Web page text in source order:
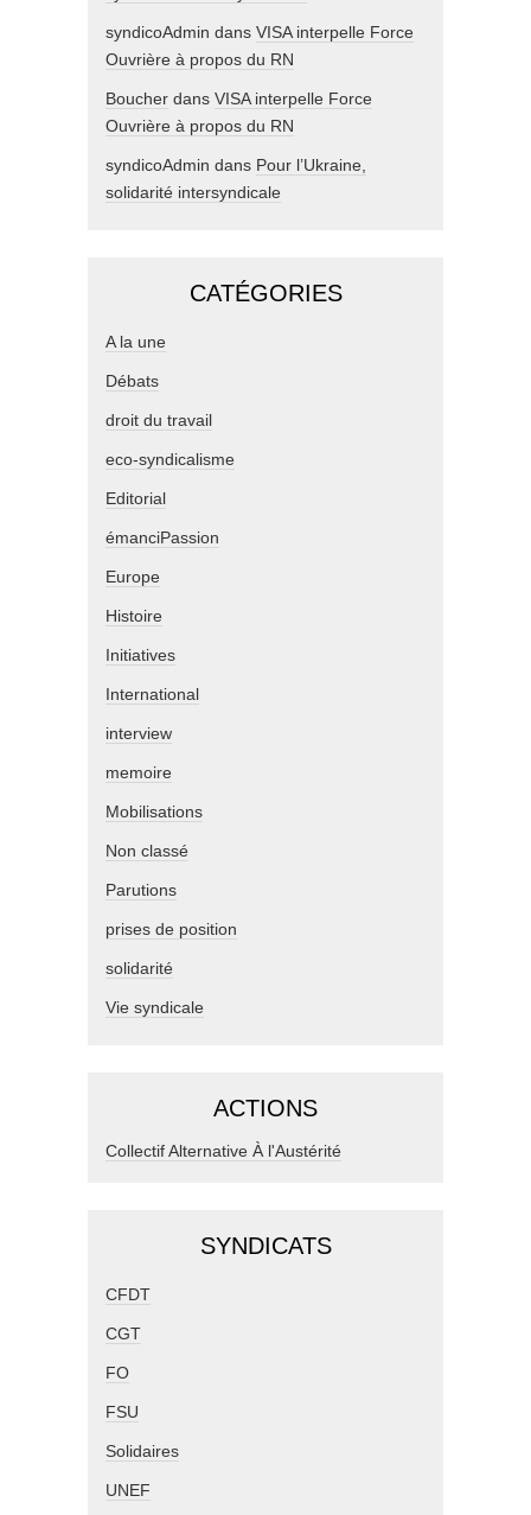
syndicoAdmin dans VISA interpelle Force
Ouvrière à propos du RN
Boucher dans VISA interpelle Force
Ouvrière à propos du RN
syndicoAdmin dans Pour l’Ukraine,
solidarité intersyndicale
CATÉGORIES
A la une
Débats
droit du travail
eco-syndicalisme
Editorial
émanciPassion
Europe
Histoire
Initiatives
International
interview
memoire
Mobilisations
Non classé
Parutions
prises de position
solidarité
Vie syndicale
ACTIONS
Collectif Alternative À l'Austérité
SYNDICATS
CFDT
CGT
FO
FSU
Solidaires
UNEF